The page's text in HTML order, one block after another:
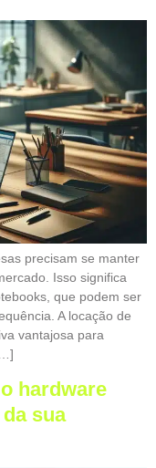
precisam se manter
Isso significa
que podem ser
A locação de
vantajosa para
hardware
sua